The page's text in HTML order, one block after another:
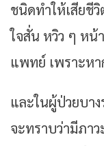
ชนิดทำให้เสียชี
ใจสั่น หวิว ๆ หน้
แพทย์ เพราะหา
และในผู้ป่วยบา
จะทราบว่ามีภาว